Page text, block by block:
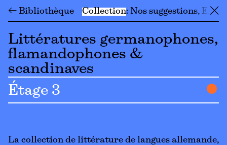
← Bibliothèque Collection Nos suggestions En╳
Littératures germanophones,
flamandophones &
scandinaves
Étage 3
La collection de littérature de langues allemande,